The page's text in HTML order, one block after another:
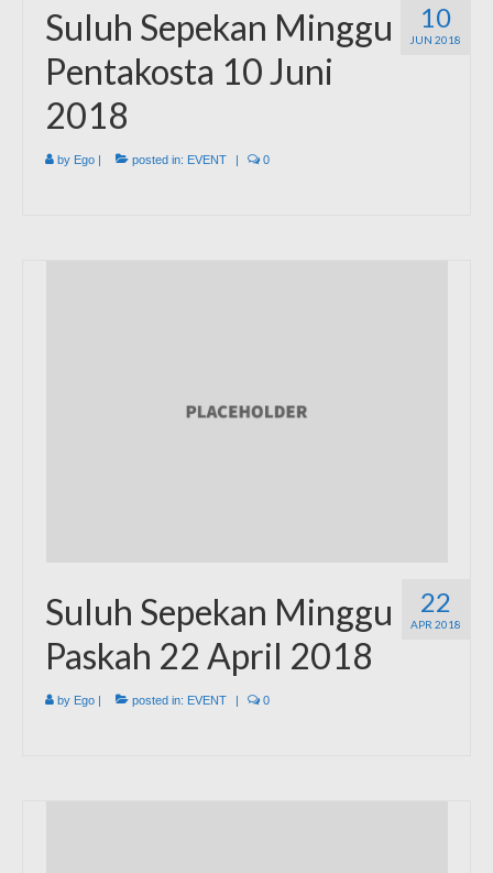
10
JUN 2018
Suluh Sepekan Minggu
Pentakosta 10 Juni
2018
by Ego | posted in: EVENT | 0
22
APR 2018
Suluh Sepekan Minggu
Paskah 22 April 2018
by Ego | posted in: EVENT | 0